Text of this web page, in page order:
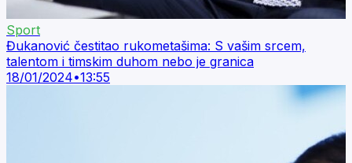
Sport
Đukanović čestitao rukometašima: S vašim srcem,
talentom i timskim duhom nebo je granica
18/01/2024•13:55